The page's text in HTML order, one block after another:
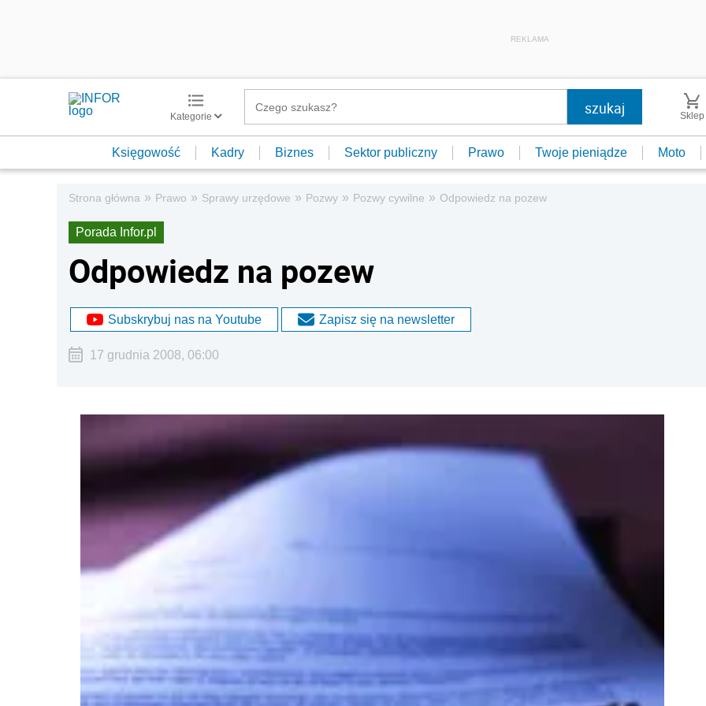
REKLAMA
Kategorie Sklep
Księgowość Kadry Biznes Sektor publiczny Prawo Twoje pieniądze Moto
Strona główna » Prawo » Sprawy urzędowe » Pozwy » Pozwy cywilne » Odpowiedz na pozew
Porada Infor.pl
Odpowiedz na pozew
Subskrybuj nas na Youtube Zapisz się na newsletter
17 grudnia 2008, 06:00